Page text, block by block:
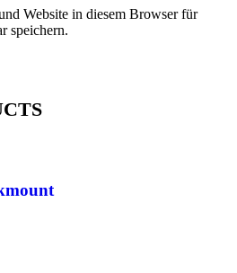
Website in diesem Browser für
speichern.